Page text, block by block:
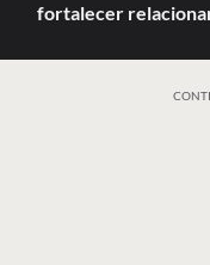
fortalecer